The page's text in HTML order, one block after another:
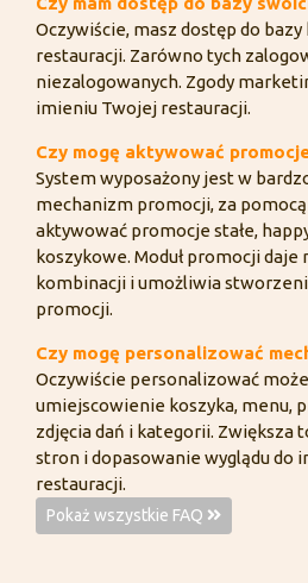
Oczywiście, masz dostęp do
restauracji. Zarówno tych
niezalogowanych. Zgody
imieniu Twojej restauracji.
Czy mogę aktywować
System wyposażony jest w
mechanizm promocji, za
aktywować promocje stałe,
koszykowe. Moduł promocji
kombinacji i umożliwia
promocji.
Czy mogę personalizować
Oczywiście personalizować
umiejscowienie koszyka, menu,
zdjęcia dań i kategorii. Zwiększa
stron i dopasowanie wyglądu do
restauracji.
Pokaż wszystkie FAQ